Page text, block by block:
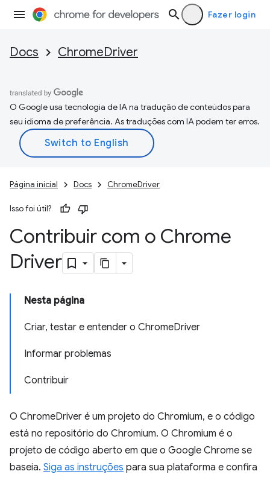
Fazer login
Docs ChromeDriver
O Google usa tecnologia de IA na tradução de conteúdos para
seu idioma de preferência. As traduções com IA podem ter erros.
Página inicial Docs ChromeDriver
Isso foi útil?
Contribuir com o Chrome
Driver
Nesta página
Criar, testar e entender o ChromeDriver
Informar problemas
Contribuir
O ChromeDriver é um projeto do Chromium, e o código
está no repositório do Chromium. O Chromium é o
projeto de código aberto em que o Google Chrome se
baseia. Siga as instruções para sua plataforma e confira